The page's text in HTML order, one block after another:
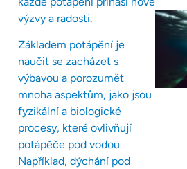
výzvy a radosti.
Základem potápění je
naučit se zacházet s
výbavou a porozumět
mnoha aspektům, jako jsou
fyzikální a biologické
procesy, které ovlivňují
potápěče pod vodou.
Například, dýchání pod